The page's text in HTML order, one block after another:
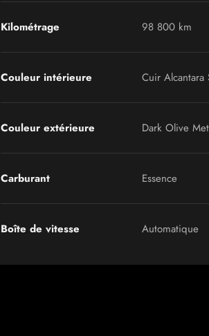
Kilométrage 98 800 km
Couleur intérieure Cuir Alcantara
Couleur extérieure Dark Olive
Carburant Essence
Boîte de vitesse Automatique